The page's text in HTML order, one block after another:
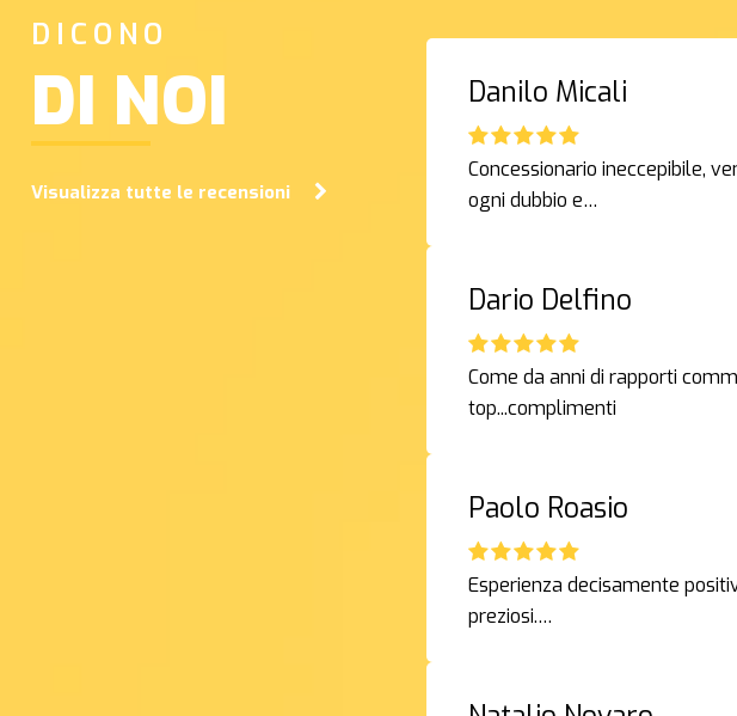
DICONO
DI NOI
Visualizza tutte le recensioni
Danilo Micali
Concessionario ineccepibile,
ogni dubbio e…
Dario Delfino
Come da anni di rapporti
top...complimenti
Paolo Roasio
Esperienza decisamente
preziosi.…